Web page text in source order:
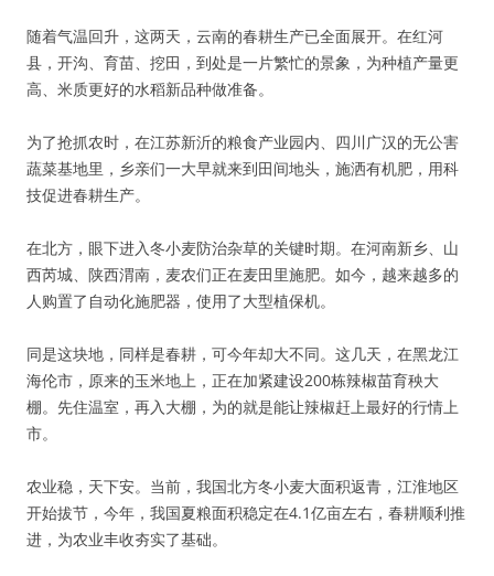
随着气温回升，这两天，云南的春耕生产已全面展开。在红河
县，开沟、育苗、挖田，到处是一片繁忙的景象，为种植产量更
高、米质更好的水稻新品种做准备。
为了抢抓农时，在江苏新沂的粮食产业园内、四川广汉的无公害
蔬菜基地里，乡亲们一大早就来到田间地头，施洒有机肥，用科
技促进春耕生产。
在北方，眼下进入冬小麦防治杂草的关键时期。在河南新乡、山
西芮城、陕西渭南，麦农们正在麦田里施肥。如今，越来越多的
人购置了自动化施肥器，使用了大型植保机。
同是这块地，同样是春耕，可今年却大不同。这几天，在黑龙江
海伦市，原来的玉米地上，正在加紧建设200栋辣椒苗育秧大
棚。先住温室，再入大棚，为的就是能让辣椒赶上最好的行情上
市。
农业稳，天下安。当前，我国北方冬小麦大面积返青，江淮地区
开始拔节，今年，我国夏粮面积稳定在4.1亿亩左右，春耕顺利推
进，为农业丰收夯实了基础。